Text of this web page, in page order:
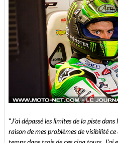
"J’ai dépassé les limites de la piste
raison de mes problèmes de visibilité